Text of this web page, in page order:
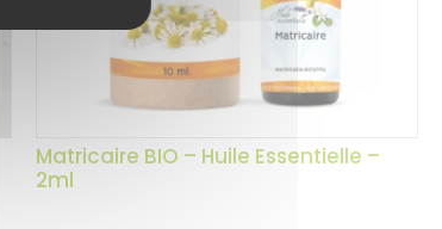
Matricaire BIO – Huile Essentielle –
2ml